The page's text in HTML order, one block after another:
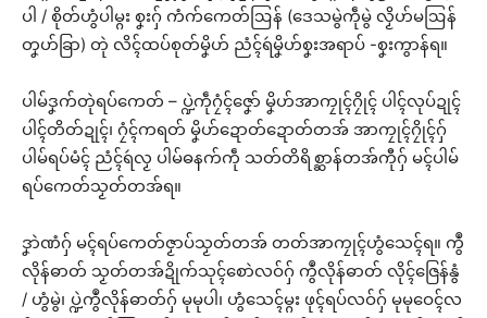
ပါ / စိုတ်ဟွံပါမ္ဂး စၞးဂှ် ကံက်ကေတ်ဩန် (ဒေသမွဲကဵုမွဲ လၟိဟ်မဩန်
တၞဟ်ခြာ) တုဲ လိၚ်ထပ်စုတ်မၞိဟ် ညံၚ်ရဴမၞိဟ်စၞးအရာပ် -စၞးကွာန်ရ။
ပါမ်ဒၞက်တုဲရပ်ကေတ် – ပ္ဍဲကဵုဂၠံၚ်ဇၞော် မၞိဟ်အာကၠုၚ်ဂၠိုၚ် ပါၚ်လုပ်ဍုၚ်
ပါၚ်တိတ်ဍုၚ်၊ ဂၠံၚ်ကရတ် မၞိဟ်ဍောတ်ဍောတ်တအ် အာကၠုၚ်ဂၠိုၚ်ဂှ်
ပါမ်ရပ်မံၚ် ညံၚ်ရဴလၟ ပါမ်ဓနက်ကဵု သတ်တိရိစ္ဆာန်တအ်ကီုဂှ် မၚ်ပါမ်
ရပ်ကေတ်သၟတ်တအ်ရ။
ဒၞာဲဏံဂှ် မၚ်ရပ်ကေတ်ဇၟာပ်သၟတ်တအ် တတ်အာကၠုၚ်ဟွံသေၚ်ရ။ ကွဳ
လိုန်ဓာတ် သၟတ်တအ်ဍိုက်သုၚ်စောဲလဝ်ဂှ် ကွဳလိုန်ဓာတ် လိုၚ်ဇြေန်နွံ
/ ဟွံမွဲ၊ ပ္ဍဲကွဳလိုန်ဓာတ်ဂှ် မုမုပါ၊ ဟွံသေၚ်မ္ဂး ဖုၚ်ရပ်လဝ်ဂှ် မုမုဝေၚ်လ